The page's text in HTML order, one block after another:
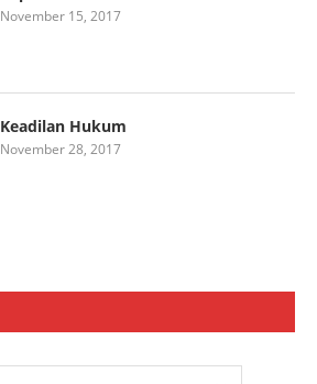
November 15, 2017
Keadilan Hukum
November 28, 2017